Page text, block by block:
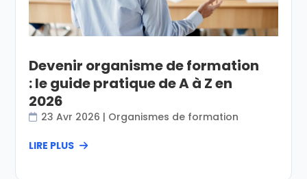
Devenir organisme de formation
: le guide pratique de A à Z en
2026
23 Avr 2026 | Organismes de formation
LIRE PLUS